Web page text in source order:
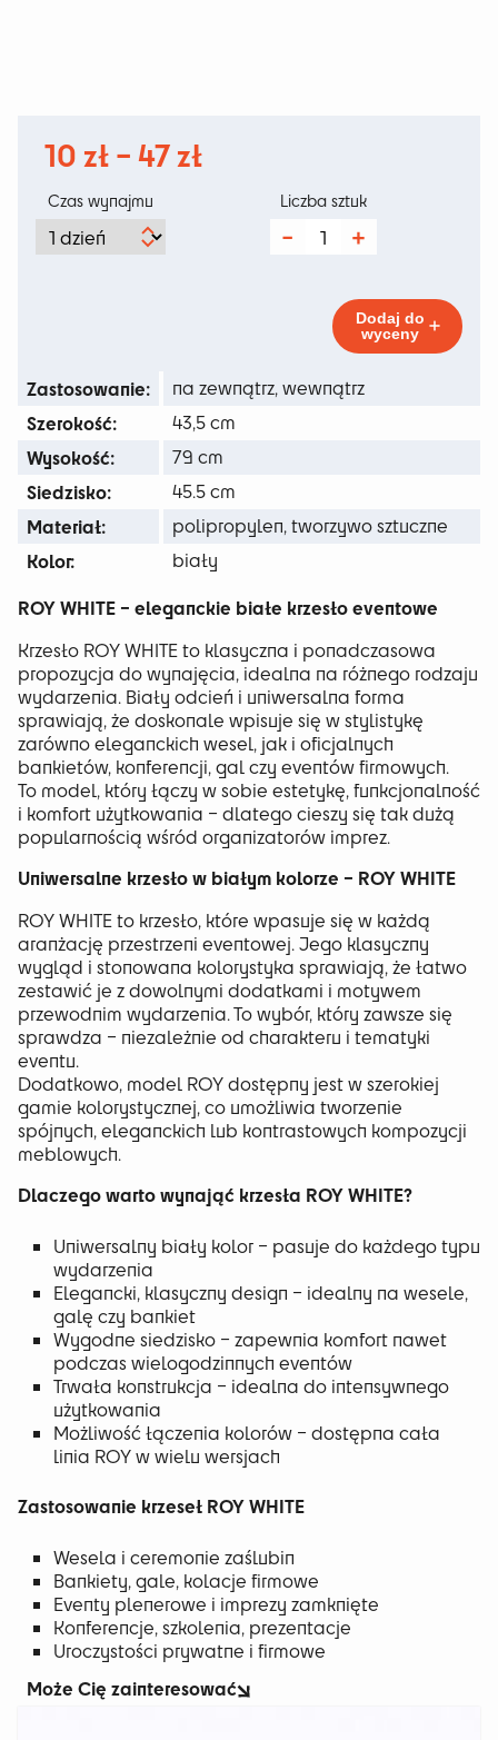
10 zł–47złZakres
Czas wynajmu
ilość
White
Liczba sztuk
Dodaj do
wyceny
Zastosowanie: na zewnątrz, wewnątrz
Szerokość: 43,5 cm
Wysokość: 79 cm
Siedzisko: 45.5 cm
Materiał: polipropylen, tworzywo sztuczne
Kolor: biały
ROY WHITE – eleganckie białe krzesło eventowe
Krzesło ROY WHITE to klasyczna i ponadczasowa
propozycja do wynajęcia, idealna na różnego rodzaju
wydarzenia. Biały odcień i uniwersalna forma
sprawiają, że doskonale wpisuje się w stylistykę
zarówno eleganckich wesel, jak i oficjalnych
bankietów, konferencji, gal czy eventów firmowych.
To model, który łączy w sobie estetykę, funkcjonalność
i komfort użytkowania – dlatego cieszy się tak dużą
popularnością wśród organizatorów imprez.
Uniwersalne krzesło w białym kolorze – ROY WHITE
ROY WHITE to krzesło, które wpasuje się w każdą
aranżację przestrzeni eventowej. Jego klasyczny
wygląd i stonowana kolorystyka sprawiają, że łatwo
zestawić je z dowolnymi dodatkami i motywem
przewodnim wydarzenia. To wybór, który zawsze się
sprawdza – niezależnie od charakteru i tematyki
eventu.
Dodatkowo, model ROY dostępny jest w szerokiej
gamie kolorystycznej, co umożliwia tworzenie
spójnych, eleganckich lub kontrastowych kompozycji
meblowych.
Dlaczego warto wynająć krzesła ROY WHITE?
Uniwersalny biały kolor – pasuje do każdego typu
wydarzenia
Elegancki, klasyczny design – idealny na wesele,
galę czy bankiet
Wygodne siedzisko – zapewnia komfort nawet
podczas wielogodzinnych eventów
Trwała konstrukcja – idealna do intensywnego
użytkowania
Możliwość łączenia kolorów – dostępna cała
linia ROY w wielu wersjach
Zastosowanie krzeseł ROY WHITE
Wesela i ceremonie zaślubin
Bankiety, gale, kolacje firmowe
Eventy plenerowe i imprezy zamknięte
Konferencje, szkolenia, prezentacje
Uroczystości prywatne i firmowe
Może Cię zainteresować